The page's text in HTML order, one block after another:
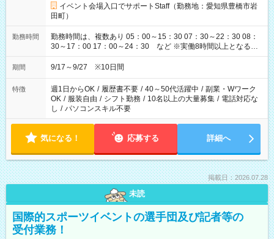
イベント会場入口でサポートStaff（勤務地：愛知県豊橋市岩
田町）
勤務時間
勤務時間は、複数あり 05：00～15：30 07：30～22：30 08：
30～17：00 17：00～24：30 など ※実働8時間以上となる勤
務もあります。 【休憩】60分+他休憩あり 交替で取得します。
安全面に配慮しこまめな休憩があります。
期間 9/17～9/27 ※10日間
特徴 週1日からOK / 履歴書不要 / 40～50代活躍中 / 副業・Wワーク
OK / 服装自由 / シフト勤務 / 10名以上の大量募集 / 電話対応な
し / パソコンスキル不要
気になる！ 応募する 詳細へ
掲載日：2026.07.28
未読
国際的スポーツイベントの選手団及び記者等の
受付業務！